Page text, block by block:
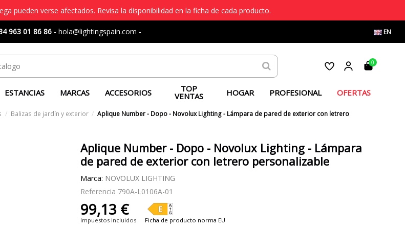
pueden verse afectados. Revisa la disponibilidad en la ficha de cada producto.
963 01 86 86 - hola@lightingspain.com - EN
0
ESTANCIAS MARCAS ACCESORIOS TOP
VENTAS HOGAR PROFESIONAL OFERTAS
Balizas de jardín y exterior
Aplique Number - Dopo - Novolux Lighting - Lámpara de pared de exterior con letrero
Aplique Number - Dopo - Novolux Lighting - Lámpara
de pared de exterior con letrero personalizable
Marca: NOVOLUX LIGHTING
Referencia 790A-L0106A-01
99,13 €
Impuestos incluidos Ficha de producto norma EU